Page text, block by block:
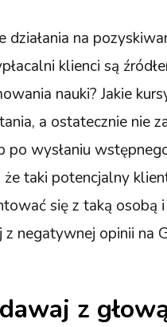
działania na
klienci są
nauki? Jakie
a ostatecznie nie
wysłaniu
taki potencjalny
się z taką
z negatywnej opinii na
z